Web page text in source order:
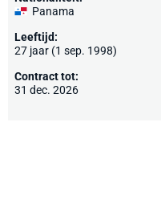
Panama
Leeftijd:
27 jaar (1 sep. 1998)
Contract tot:
31 dec. 2026